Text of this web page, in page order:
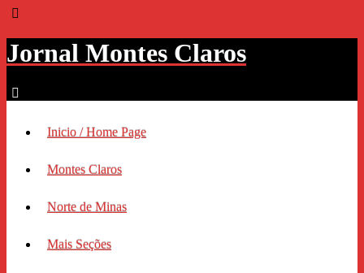
Jornal Montes Claros
Inicio / Home Page
Montes Claros
Norte de Minas
Mais Seções